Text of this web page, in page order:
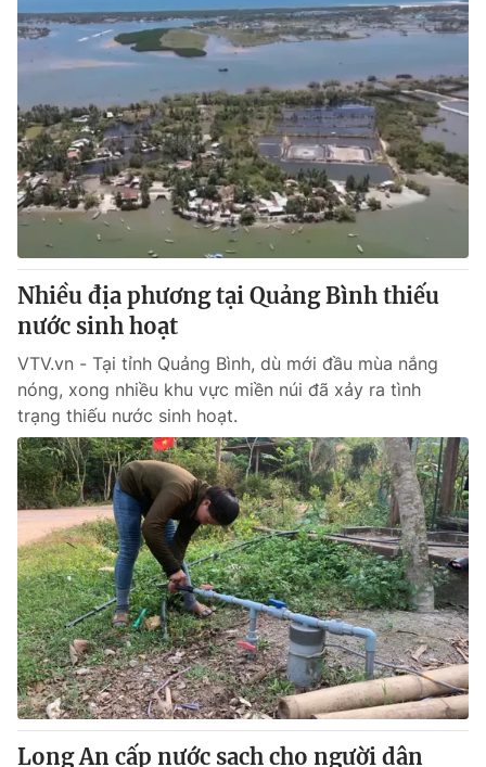
Nhiều địa phương tại Quảng Bình thiếu
nước sinh hoạt
VTV.vn - Tại tỉnh Quảng Bình, dù mới đầu mùa nắng
nóng, xong nhiều khu vực miền núi đã xảy ra tình
trạng thiếu nước sinh hoạt.
Long An cấp nước sạch cho người dân